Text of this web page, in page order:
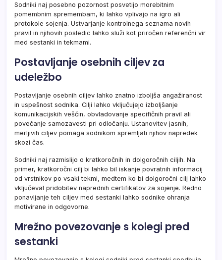
Sodniki naj posebno pozornost posvetijo morebitnim
pomembnim spremembam, ki lahko vplivajo na igro ali
protokole sojenja. Ustvarjanje kontrolnega seznama novih
pravil in njihovih posledic lahko služi kot priročen referenčni vir
med sestanki in tekmami.
Postavljanje osebnih ciljev za
udeležbo
Postavljanje osebnih ciljev lahko znatno izboljša angažiranost
in uspešnost sodnika. Cilji lahko vključujejo izboljšanje
komunikacijskih veščin, obvladovanje specifičnih pravil ali
povečanje samozavesti pri odločanju. Ustanovitev jasnih,
merljivih ciljev pomaga sodnikom spremljati njihov napredek
skozi čas.
Sodniki naj razmislijo o kratkoročnih in dolgoročnih ciljih. Na
primer, kratkoročni cilj bi lahko bil iskanje povratnih informacij
od vrstnikov po vsaki tekmi, medtem ko bi dolgoročni cilj lahko
vključeval pridobitev naprednih certifikatov za sojenje. Redno
ponavljanje teh ciljev med sestanki lahko sodnike ohranja
motivirane in odgovorne.
Mrežno povezovanje s kolegi pred
sestanki